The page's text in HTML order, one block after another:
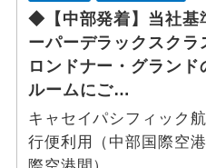
◆【中部発着】当社基
ーパーデラックスクラ
ロンドナー・グランド
ルームにご…
キャセイパシフィック
行便利用（中部国際空